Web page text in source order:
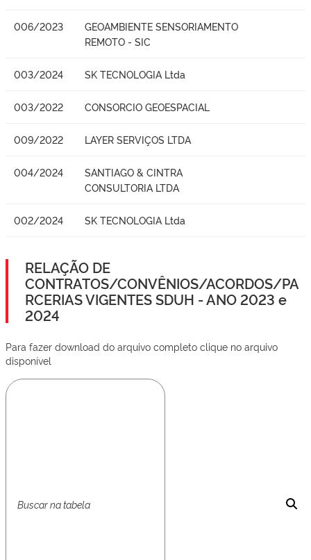
006/2023
GEOAMBIENTE SENSORIAMENTO
REMOTO - SIC
003/2024 SK TECNOLOGIA Ltda
003/2022 CONSORCIO GEOESPACIAL
009/2022 LAYER SERVIÇOS LTDA
004/2024
SANTIAGO & CINTRA
CONSULTORIA LTDA
002/2024 SK TECNOLOGIA Ltda
RELAÇÃO DE
CONTRATOS/CONVÊNIOS/ACORDOS/PA
RCERIAS VIGENTES SDUH - ANO 2023 e
2024
Para fazer download do arquivo completo clique no arquivo
disponível